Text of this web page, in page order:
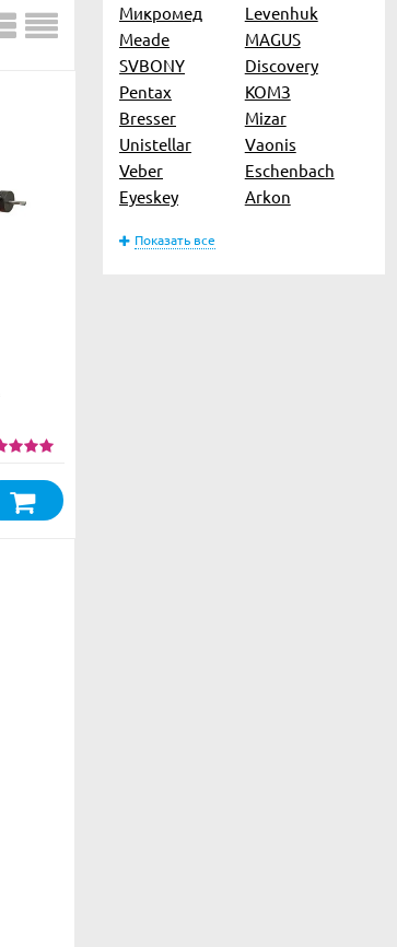
Микромед
Levenhuk
Meade
MAGUS
SVBONY
Discovery
Pentax
КОМЗ
Bresser
Mizar
Unistellar
Vaonis
Veber
Eschenbach
Eyeskey
Arkon
Показать все